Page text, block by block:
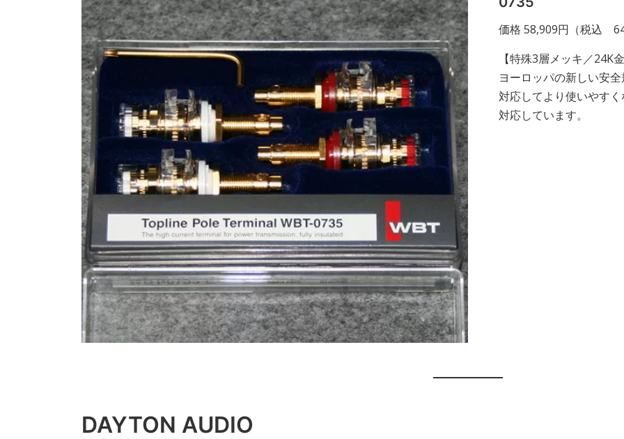
価格 58,909円（税込
【特殊3層メッキ／24K
ヨーロッパの新しい安
対応してより使いやす
対応しています。
DAYTON AUDIO